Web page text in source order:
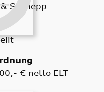
Schnepp
€ netto ELT